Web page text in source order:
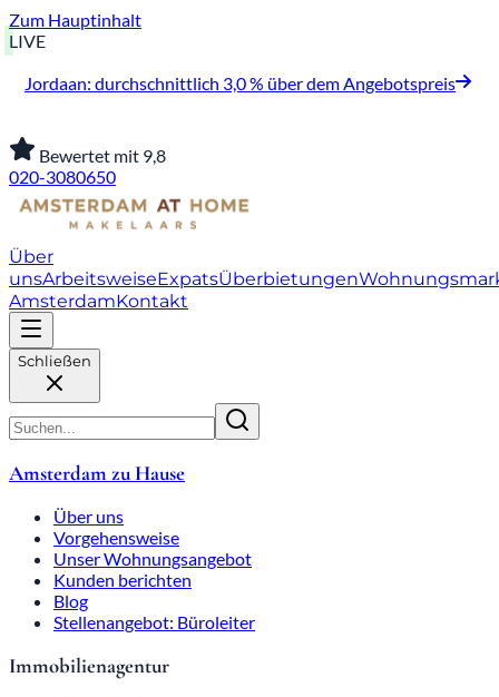
Zum Hauptinhalt
LIVE
Jordaan: durchschnittlich 3,0 % über dem Angebotspreis
Bewertet mit 9,8
020-3080650
Über
unsArbeitsweiseExpatsÜberbietungen
AmsterdamKontakt
Schließen
Amsterdam zu Hause
Über uns
Vorgehensweise
Unser Wohnungsangebot
Kunden berichten
Blog
Stellenangebot: Büroleiter
Immobilienagentur